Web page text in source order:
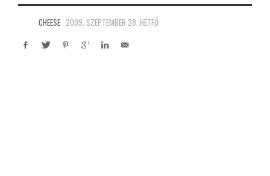
CHEESE 2009. SZEPTEMBER 28. HÉTFŐ